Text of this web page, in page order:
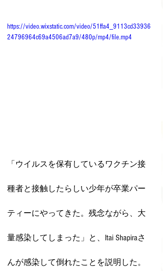
https://video.wixstatic.com/video/51ffa4_9113cd33936
24796964c69a4506ad7a9/480p/mp4/file.mp4
「ウイルスを保有しているワクチン接
種者と接触したらしい少年が卒業パー
ティーにやってきた。残念ながら、大
量感染してしまった」と、Itai Shapiraさ
んが感染して倒れたことを説明した。